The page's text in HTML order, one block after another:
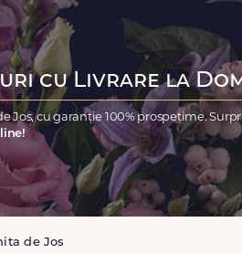
cu Livrare la
Jos, cu garanție 100% prospețime.
de Jos